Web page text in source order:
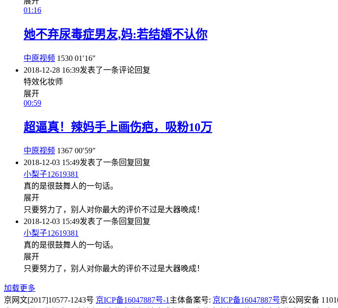
01:16
她不弃尿毒症男友,妈:若结婚不认你
中原视频 1530 01′16″
2018-12-28 16:39发表了一条评论回复
特效化妆师
展开
00:59
超逼真！辣妈手上画伤疤，吸粉10万
中原视频 1367 00′59″
2018-12-03 15:49发表了一条回复回复
小梨子12619381
真的是很鼓舞人的一句话。
展开
只要努力了，别人对你最大的评价不过是大器晚成！
2018-12-03 15:49发表了一条回复回复
小梨子12619381
真的是很鼓舞人的一句话。
展开
只要努力了，别人对你最大的评价不过是大器晚成！
加载更多
京网文[2017]10577-1243号 京ICP备16047887号-1主体备案号: 京ICP备16047887号京公网安备